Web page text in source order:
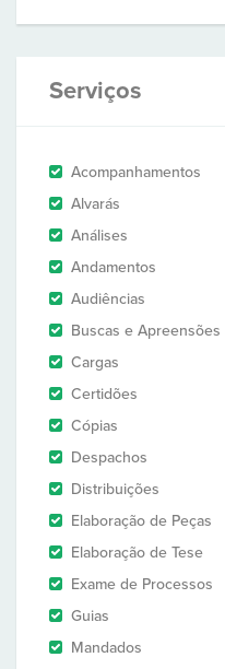
Serviços
Acompanhamentos
Alvarás
Análises
Andamentos
Audiências
Buscas e Apreensões
Cargas
Certidões
Cópias
Despachos
Distribuições
Elaboração de Peças
Elaboração de Tese
Exame de Processos
Guias
Mandados